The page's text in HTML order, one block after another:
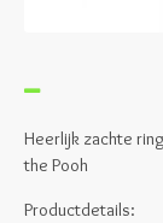
Heerlijk zachte
the Pooh
Productdetails: